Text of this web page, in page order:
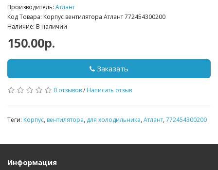
Производитель: Атлант
Код Товара: Корпус вентилятора Атлант 772454300200
Наличие: В наличии
150.00р.
Заказать
0 отзывов/ Написать отзыв
Теги: Корпус, вентилятора, для холодильника, Атлант, 772454300200
Информация